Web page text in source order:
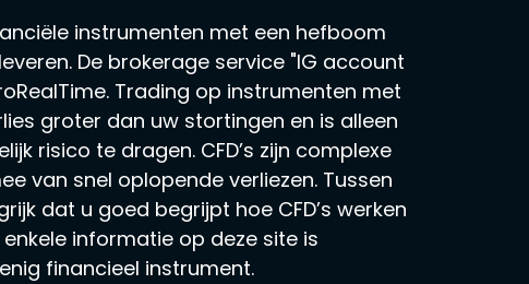
instrumenten met een hefboom
De brokerage service "IG account
Trading op instrumenten met
groter dan uw stortingen en is alleen
risico te dragen. CFD’s zijn complexe
van snel oplopende verliezen. Tussen
dat u goed begrijpt hoe CFD’s werken
informatie op deze site is
financieel instrument.